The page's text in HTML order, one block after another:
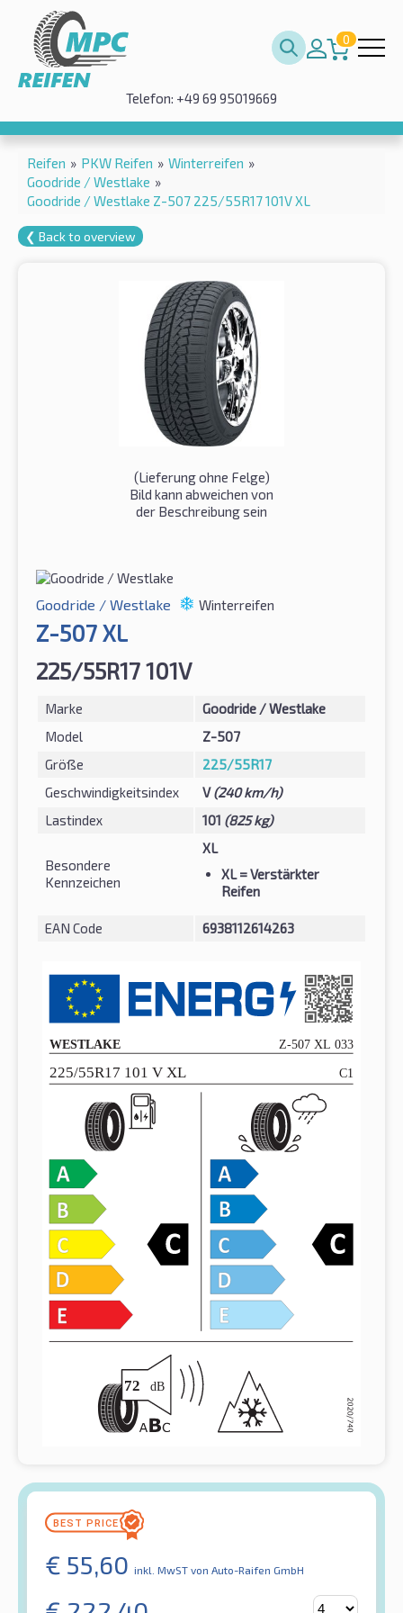
0
Telefon: +49 69 95019669
Reifen » PKW Reifen » Winterreifen »
Goodride / Westlake »
Goodride / Westlake Z-507 225/55R17 101V XL
❮ Back to overview
(Lieferung ohne Felge)
Bild kann abweichen von
der Beschreibung sein
Goodride / Westlake Winterreifen
Z-507 XL
225/55R17 101V
Marke
Goodride / Westlake
Model
Z-507
Größe
225/55R17
Geschwindigkeitsindex
V(240 km/h)
Lastindex
101 (825 kg)
Besondere
Kennzeichen
XL
XL = Verstärkter
Reifen
EAN Code 6938112614263
€ 55,60 inkl. MwST von Auto-Raifen GmbH